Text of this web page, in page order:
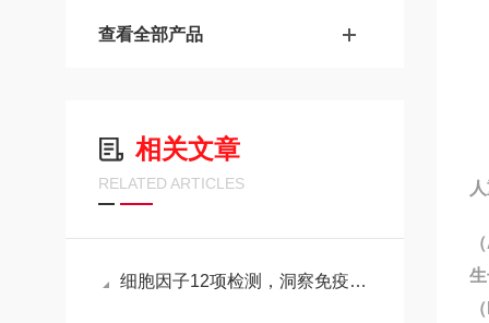
查看全部产品
相关文章
RELATED ARTICLES
细胞因子12项检测，洞察免疫与疾病的重要窗口